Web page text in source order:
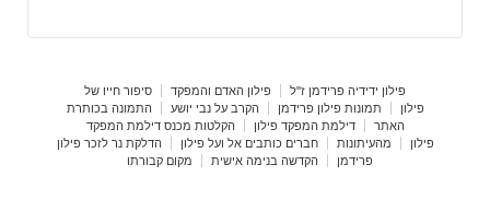
פילון ידידיה פרידמן ז"ל פילון האדם והמפקד
סיפור חייו של
פילון
תמונות פילון פרידמן הקרב על נבי יושע
התמונה בכותרת
האתר
דילמת המפקד פילון
הקלטות מכנס דילמת המפקד
פילון
מהעיתונות חברים כותבים אל ועל פילון
הדלקת נר לזכר פילון
פרידמן
הקדשה בנימה אישית מקום קבורתו